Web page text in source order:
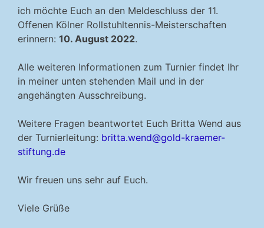
ich möchte Euch an den Meldeschluss der 11.
Offenen Kölner Rollstuhltennis-Meisterschaften
erinnern: 10. August 2022.
Alle weiteren Informationen zum Turnier findet Ihr
in meiner unten stehenden Mail und in der
angehängten Ausschreibung.
Weitere Fragen beantwortet Euch Britta Wend aus
der Turnierleitung: britta.wend@gold-kraemer-
stiftung.de
Wir freuen uns sehr auf Euch.
Viele Grüße